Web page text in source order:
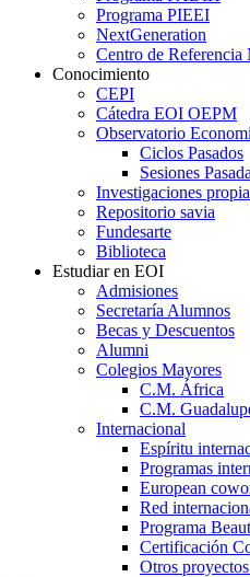
Programa PIEEI
NextGeneration
Centro de Referencia
Conocimiento
CEPI
Cátedra EOI OEPM
Observatorio
Ciclos Pasados
Sesiones
Investigaciones
Repositorio savia
Fundesarte
Biblioteca
Estudiar en EOI
Admisiones
Secretaría Alumnos
Becas y Descuentos
Alumni
Colegios Mayores
C.M. África
C.M.
Internacional
Espíritu
Programas
European
Red
Programa
Certificación
Otros